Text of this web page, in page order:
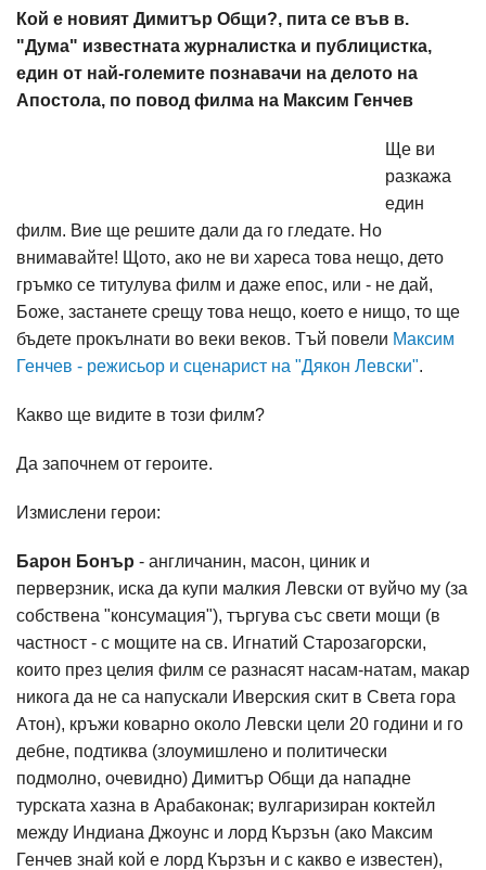
Кой е новият Димитър Общи?, пита се във в.
"Дума" известната журналистка и публицистка,
един от най-големите познавачи на делото на
Апостола, по повод филма на Максим Генчев
Ще ви
разкажа
един
филм. Вие ще решите дали да го гледате. Но
внимавайте! Щото, ако не ви хареса това нещо, дето
гръмко се титулува филм и даже епос, или - не дай,
Боже, застанете срещу това нещо, което е нищо, то ще
бъдете прокълнати во веки веков. Тъй повели Максим
Генчев - режисьор и сценарист на "Дякон Левски".
Какво ще видите в този филм?
Да започнем от героите.
Измислени герои:
Барон Бонър - англичанин, масон, циник и
перверзник, иска да купи малкия Левски от вуйчо му (за
собствена "консумация"), търгува със свети мощи (в
частност - с мощите на св. Игнатий Старозагорски,
които през целия филм се разнасят насам-натам, макар
никога да не са напускали Иверския скит в Света гора
Атон), кръжи коварно около Левски цели 20 години и го
дебне, подтиква (злоумишлено и политически
подмолно, очевидно) Димитър Общи да нападне
турската хазна в Арабаконак; вулгаризиран коктейл
между Индиана Джоунс и лорд Кързън (ако Максим
Генчев знай кой е лорд Кързън и с какво е известен),